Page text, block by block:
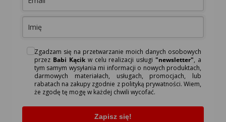
Zgadzam się na przetwarzanie moich danych osobowych
przez Babi Kącikw celu realizacji usługi"newsletter", a
tym samym wysyłania mi informacji o nowych produktach,
darmowych materiałach, usługach, promocjach, lub
rabatach na zakupy zgodnie z polityką prywatności. Wiem,
że zgodę tę mogę w każdej chwili wycofać.
Zapisz się!